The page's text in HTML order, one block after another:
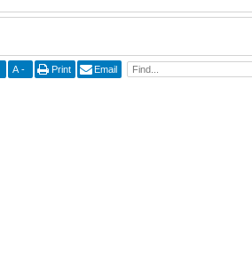
A - Print Email